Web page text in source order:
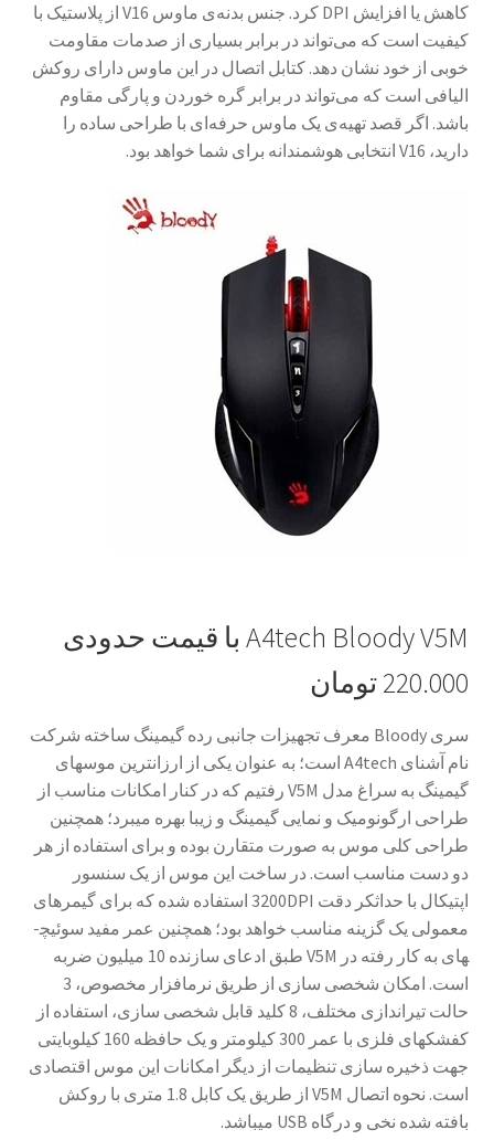
کاهش یا افزایش DPI کرد. جنس بدنه‌ی ماوس V16از پلاستیک با
کیفیت است که می‌تواند در برابر بسیاری از صدمات مقاومت
خوبی از خود نشان دهد. کتابل اتصال در این ماوس دارای روکش
الیافی است که می‌تواند در برابر گره خوردن و پارگی مقاوم
باشد. اگر قصد تهیه‌ی یک ماوس حرفه‌ای با طراحی ساده را
دارید، V16انتخابی هوشمندانه برای شما خواهد بود.
A4tech Bloody V5Mبا قیمت حدودی
220.000 تومان
سری Bloody معرف تجهیزات جانبی رده گیمینگ ساخته شرکت
نام آشنای A4techاست؛ به عنوان یکی از ارزان­ترین موس­های
گیمینگ به سراغ مدل V5Mرفتیم که در کنار امکانات مناسب از
طراحی ارگونومیک و نمایی گیمینگ و زیبا بهره می­برد؛ همچنین
طراحی کلی موس به صورت متقارن بوده و برای استفاده از هر
دو دست مناسب است. در ساخت این موس از یک سنسور
اپتیکال با حداثکر دقت 3200DPIاستفاده شده که برای گیمرهای
معمولی یک گزینه مناسب خواهد بود؛ همچنین عمر مفید سوئیچ­
های به کار رفته در V5M
طبق ادعای سازنده 10 میلیون ضربه
است. امکان شخصی سازی از طریق نرم­افزار مخصوص، 3
حالت تیراندازی مختلف، 8 کلید قابل شخصی سازی، استفاده از
کفشک­های فلزی با عمر 300 کیلومتر و یک حافظه
160 کیلوبایتی
جهت ذخیره سازی تنظیمات از دیگر امکانات این موس اقتصادی
است. نحوه اتصال V5M
از طریق یک کابل 1.8 متری با روکش
بافته شده نخی و درگاه USB می­باشد.